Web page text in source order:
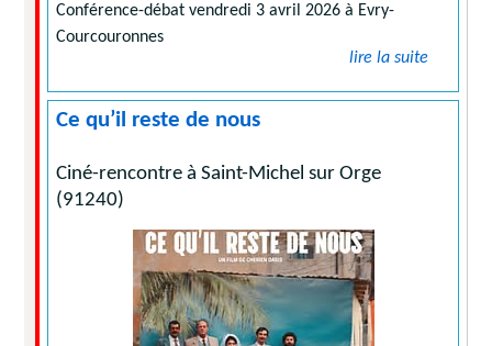
Conférence-débat vendredi 3 avril 2026 à Evry-
Courcouronnes
lire la suite
Ce qu’il reste de nous
Ciné-rencontre à Saint-Michel sur Orge
(91240)